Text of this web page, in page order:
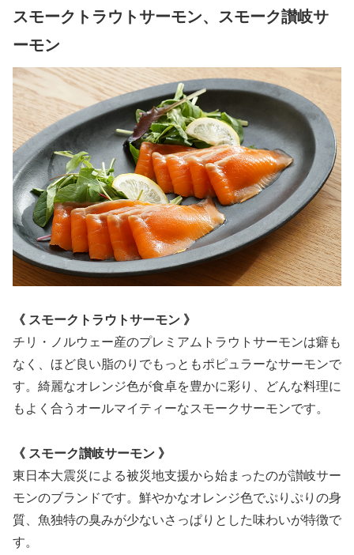
スモークトラウトサーモン、スモーク讃岐サ
ーモン
《 スモークトラウトサーモン 》
チリ・ノルウェー産のプレミアムトラウトサーモンは癖も
なく、ほど良い脂のりでもっともポピュラーなサーモンで
す。綺麗なオレンジ色が食卓を豊かに彩り、どんな料理に
もよく合うオールマイティーなスモークサーモンです。
《 スモーク讃岐サーモン 》
東日本大震災による被災地支援から始まったのが讃岐サー
モンのブランドです。鮮やかなオレンジ色でぷりぷりの身
質、魚独特の臭みが少ないさっぱりとした味わいが特徴で
す。